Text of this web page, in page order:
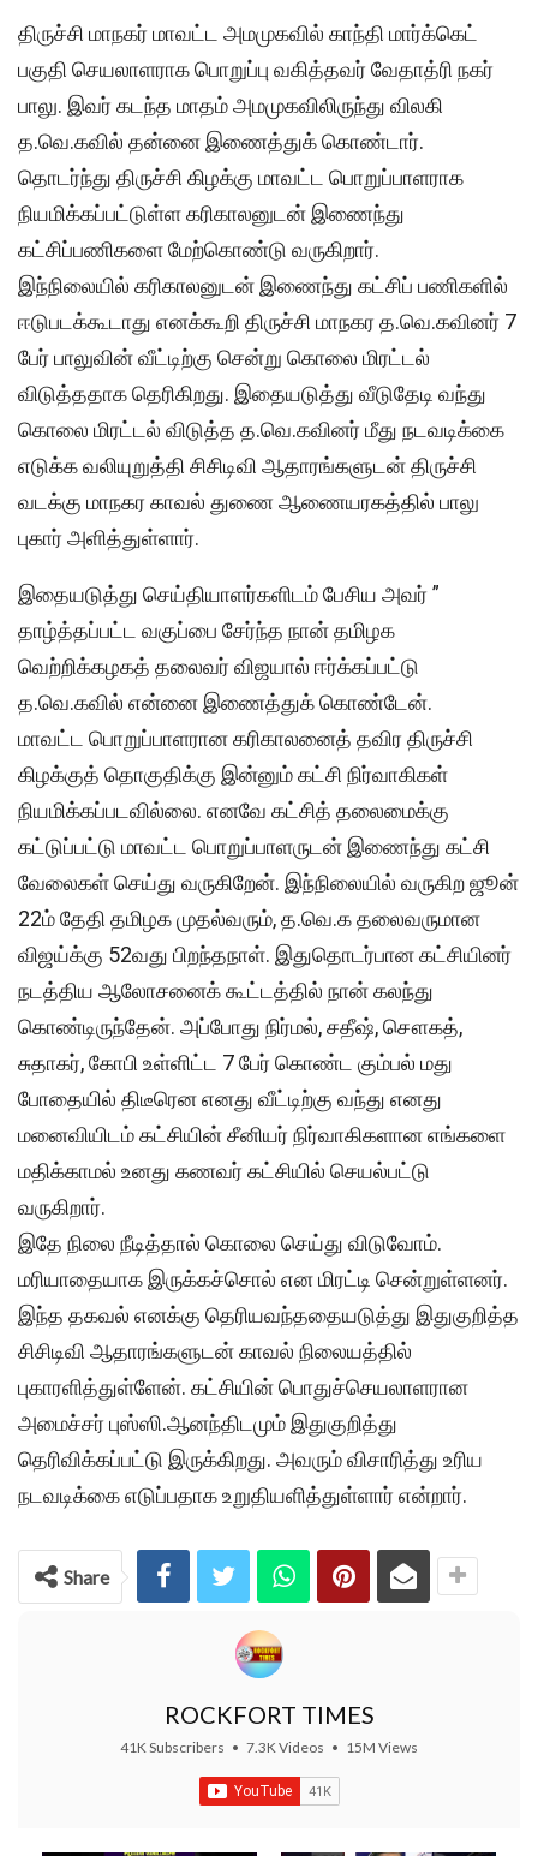
திருச்சி மாநகர் மாவட்ட அமமுகவில் காந்தி மார்க்கெட்
பகுதி செயலாளராக பொறுப்பு வகித்தவர் வேதாத்ரி நகர்
பாலு. இவர் கடந்த மாதம் அமமுகவிலிருந்து விலகி
த.வெ.கவில் தன்னை இணைத்துக் கொண்டார்.
தொடர்ந்து திருச்சி கிழக்கு மாவட்ட பொறுப்பாளராக
நியமிக்கப்பட்டுள்ள கரிகாலனுடன் இணைந்து
கட்சிப்பணிகளை மேற்கொண்டு வருகிறார்.
இந்நிலையில் கரிகாலனுடன் இணைந்து கட்சிப் பணிகளில்
ஈடுபடக்கூடாது எனக்கூறி திருச்சி மாநகர த.வெ.கவினர் 7
பேர் பாலுவின் வீட்டிற்கு சென்று கொலை மிரட்டல்
விடுத்ததாக தெரிகிறது. இதையடுத்து வீடுதேடி வந்து
கொலை மிரட்டல் விடுத்த த.வெ.கவினர் மீது நடவடிக்கை
எடுக்க வலியுறுத்தி சிசிடிவி ஆதாரங்களுடன் திருச்சி
வடக்கு மாநகர காவல் துணை ஆணையரகத்தில் பாலு
புகார் அளித்துள்ளார்.
இதையடுத்து செய்தியாளர்களிடம் பேசிய அவர் ”
தாழ்த்தப்பட்ட வகுப்பை சேர்ந்த நான் தமிழக
வெற்றிக்கழகத் தலைவர் விஜயால் ஈர்க்கப்பட்டு
த.வெ.கவில் என்னை இணைத்துக் கொண்டேன்.
மாவட்ட பொறுப்பாளரான கரிகாலனைத் தவிர திருச்சி
கிழக்குத் தொகுதிக்கு இன்னும் கட்சி நிர்வாகிகள்
நியமிக்கப்படவில்லை. எனவே கட்சித் தலைமைக்கு
கட்டுப்பட்டு மாவட்ட பொறுப்பாளருடன் இணைந்து கட்சி
வேலைகள் செய்து வருகிறேன். இந்நிலையில் வருகிற ஜூன்
22ம் தேதி தமிழக முதல்வரும், த.வெ.க தலைவருமான
விஜய்க்கு 52வது பிறந்தநாள். இதுதொடர்பான கட்சியினர்
நடத்திய ஆலோசனைக் கூட்டத்தில் நான் கலந்து
கொண்டிருந்தேன். அப்போது நிர்மல், சதீஷ், சௌகத்,
சுதாகர், கோபி உள்ளிட்ட 7 பேர் கொண்ட கும்பல் மது
போதையில் திடீரென எனது வீட்டிற்கு வந்து எனது
மனைவியிடம் கட்சியின் சீனியர் நிர்வாகிகளான எங்களை
மதிக்காமல் உனது கணவர் கட்சியில் செயல்பட்டு
வருகிறார்.
இதே நிலை நீடித்தால் கொலை செய்து விடுவோம்.
மரியாதையாக இருக்கச்சொல் என மிரட்டி சென்றுள்ளனர்.
இந்த தகவல் எனக்கு தெரியவந்ததையடுத்து இதுகுறித்த
சிசிடிவி ஆதாரங்களுடன் காவல் நிலையத்தில்
புகாரளித்துள்ளேன். கட்சியின் பொதுச்செயலாளரான
அமைச்சர் புஸ்ஸி.ஆனந்திடமும் இதுகுறித்து
தெரிவிக்கப்பட்டு இருக்கிறது. அவரும் விசாரித்து உரிய
நடவடிக்கை எடுப்பதாக உறுதியளித்துள்ளார் என்றார்.
Share
ROCKFORT TIMES
41K Subscribers • 7.3K Videos • 15M Views